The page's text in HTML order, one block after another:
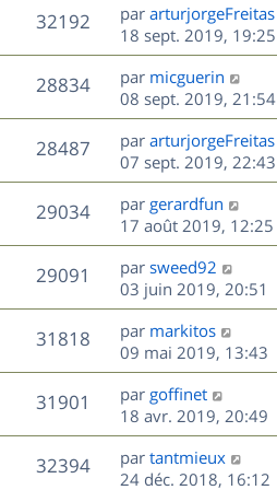
e
s
a
g
e
m
e
s
s
a
g
e
s
i
e
r
m
e
s
s
a
g
e
32192V
u
s
D
e
r
n
i
e
r
m
e
s
s
a
g
e
par arturjorgeFreitas
18 sept. 2019, 19:25
28834V
u
D
e
r
n
i
e
r
m
e
s
s
a
g
e
par micguerin
08 sept. 2019, 21:54
28487V
u
D
e
r
n
i
e
r
m
e
s
s
a
g
e
par arturjorgeFreitas
07 sept. 2019, 22:43
29034V
u
s
D
e
r
n
i
e
r
m
e
s
s
a
g
par gerardfun
17 août 2019, 12:25
29091
u
e
D
e
r
n
i
e
r
m
e
s
s
par sweed92
03 juin 2019, 20:51
31818V
u
D
e
r
n
i
e
r
m
par markitos
09 mai 2019, 13:43
31901
u
D
e
r
n
i
par goffinet
18 avr. 2019, 20:49
32394V
D
e
par tantmieux
24 déc. 2018, 16:12